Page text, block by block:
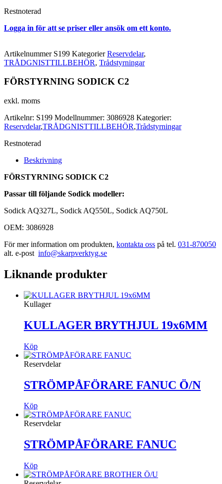
Restnoterad
Logga in för att se priser eller ansök om ett konto.
Artikelnummer S199 Kategorier Reservdelar,
TRÅDGNISTTILLBEHÖR, Trådstyrningar
FÖRSTYRNING SODICK C2
exkl. moms
Artikelnr: S199 Modellnummer: 3086928 Kategorier:
Reservdelar,TRÅDGNISTTILLBEHÖR,Trådstyrningar
Restnoterad
Beskrivning
FÖRSTYRNING SODICK C2
Passar till följande Sodick modeller:
Sodick AQ327L, Sodick AQ550L, Sodick AQ750L
OEM: 3086928
För mer information om produkten, kontakta oss på tel. 031-870050
alt. e-post info@skarpverktyg.se
Liknande produkter
Kullager
KULLAGER BRYTHJUL 19x6MM
Köp
Reservdelar
STRÖMPÅFÖRARE FANUC Ö/N
Köp
Reservdelar
STRÖMPÅFÖRARE FANUC
Köp